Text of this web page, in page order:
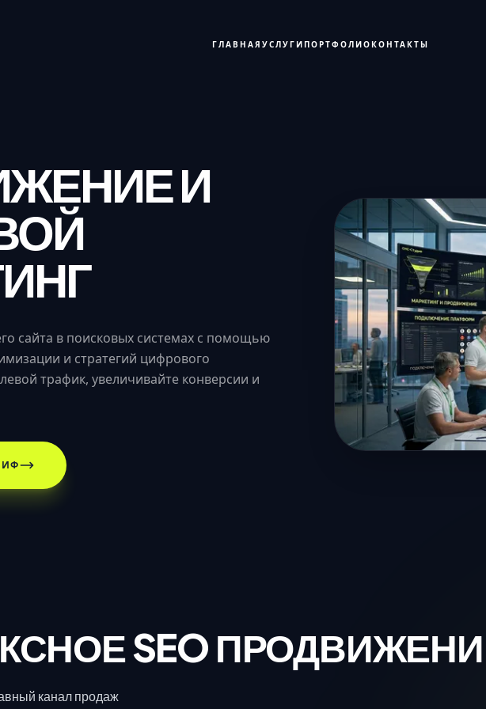
ГЛАВНАЯУСЛУГИ ПОРТФОЛИО КОНТАКТЫ
И
сайта в поисковых системах с помощью
и стратегий цифрового
трафик, увеличивайте конверсии и
SEO
канал продаж